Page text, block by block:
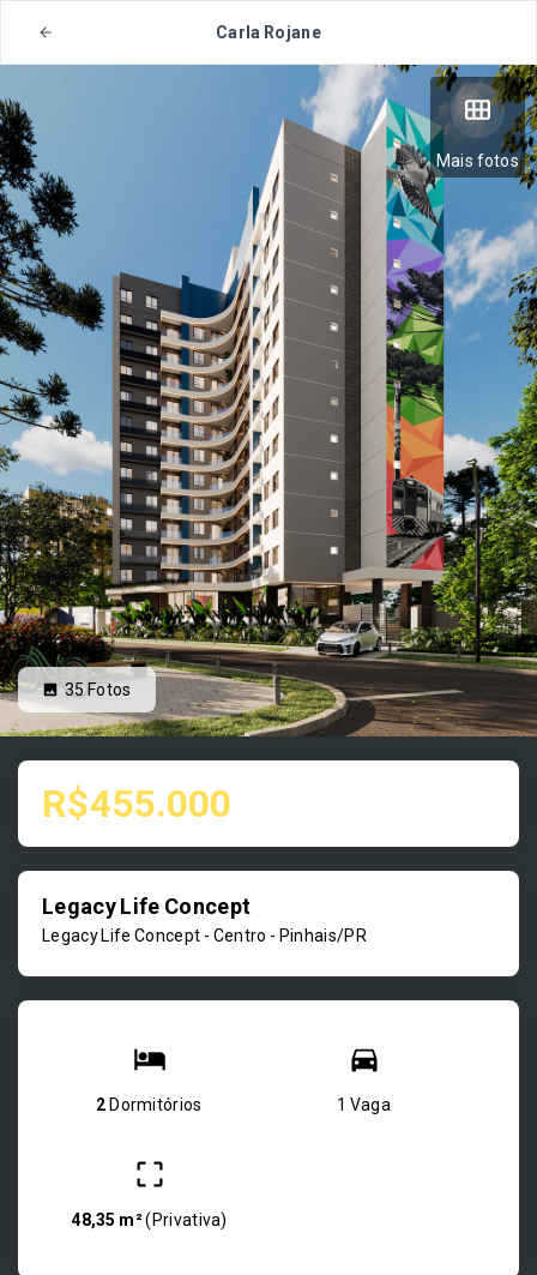
Carla Rojane
Mais fotos
35Fotos
R$455.000
Legacy Life Concept
Legacy Life Concept - Centro - Pinhais/PR
2 Dormitórios 1 Vaga
48,35 m²( Privativa)